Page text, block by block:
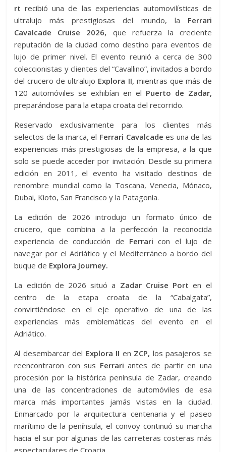
rt recibió una de las experiencias automovilísticas de
ultralujo más prestigiosas del mundo, la Ferrari
Cavalcade Cruise 2026, que refuerza la creciente
reputación de la ciudad como destino para eventos de
lujo de primer nivel. El evento reunió a cerca de 300
coleccionistas y clientes del “Cavallino”, invitados a bordo
del crucero de ultralujo Explora II, mientras que más de
120 automóviles se exhibían en el Puerto de Zadar,
preparándose para la etapa croata del recorrido.
Reservado exclusivamente para los clientes más
selectos de la marca, el Ferrari Cavalcade es una de las
experiencias más prestigiosas de la empresa, a la que
solo se puede acceder por invitación. Desde su primera
edición en 2011, el evento ha visitado destinos de
renombre mundial como la Toscana, Venecia, Mónaco,
Dubai, Kioto, San Francisco y la Patagonia.
La edición de 2026 introdujo un formato único de
crucero, que combina a la perfección la reconocida
experiencia de conducción de Ferrari con el lujo de
navegar por el Adriático y el Mediterráneo a bordo del
buque de Explora Journey.
La edición de 2026 situó a Zadar Cruise Port en el
centro de la etapa croata de la “Cabalgata”,
convirtiéndose en el eje operativo de una de las
experiencias más emblemáticas del evento en el
Adriático.
Al desembarcar del Explora II en ZCP, los pasajeros se
reencontraron con sus Ferrari antes de partir en una
procesión por la histórica península de Zadar, creando
una de las concentraciones de automóviles de esa
marca más importantes jamás vistas en la ciudad.
Enmarcado por la arquitectura centenaria y el paseo
marítimo de la península, el convoy continuó su marcha
hacia el sur por algunas de las carreteras costeras más
espectaculares de Croacia.